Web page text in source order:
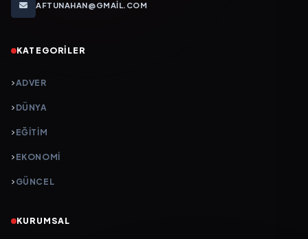
AFTUNAHAN@GMAIL.COM
KATEGORILER
ADVER
DÜNYA
EĞİTİM
EKONOMİ
GÜNCEL
KURUMSAL